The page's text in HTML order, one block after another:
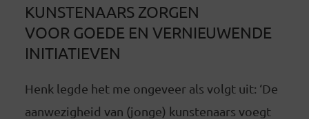
KUNSTENAARS ZORGEN
VOOR GOEDE EN VERNIEUWENDE
INITIATIEVEN
Henk legde het me ongeveer als volgt uit: ‘De
aanwezigheid van (jonge) kunstenaars voegt